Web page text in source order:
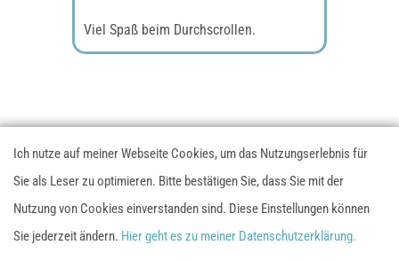
Viel Spaß beim Durchscrollen.
Diese Webseite nutzt Google Analytics. Möchtest du nicht
getrackt werden, klicke hier.
Ich nutze auf meiner Webseite Cookies, um das Nutzungserlebnis für
Sie als Leser zu optimieren. Bitte bestätigen Sie, dass Sie mit der
Nutzung von Cookies einverstanden sind. Diese Einstellungen können
Sie jederzeit ändern. Hier geht es zu meiner Datenschutzerklärung.